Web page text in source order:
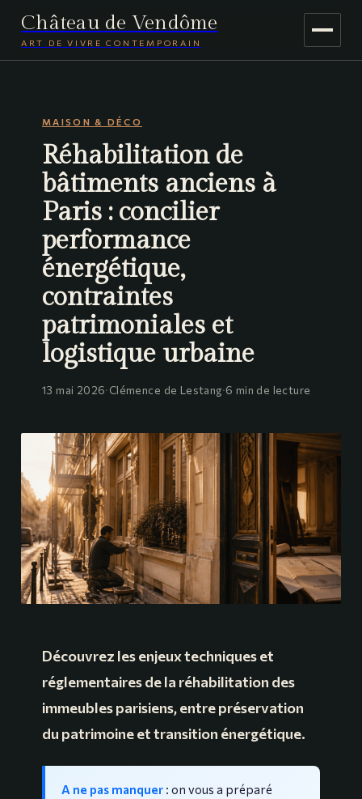
Château de Vendôme
ART DE VIVRE CONTEMPORAIN
JARDINAGE
VOYAGE
MAISON & DÉCO
Réhabilitation de
bâtiments anciens à
Paris : concilier
performance
énergétique,
contraintes
patrimoniales et
logistique urbaine
13 mai 2026·Clémence de Lestang·6 min de lecture
Découvrez les enjeux techniques et
réglementaires de la réhabilitation des
immeubles parisiens, entre préservation
du patrimoine et transition énergétique.
A ne pas manquer : on vous a préparé